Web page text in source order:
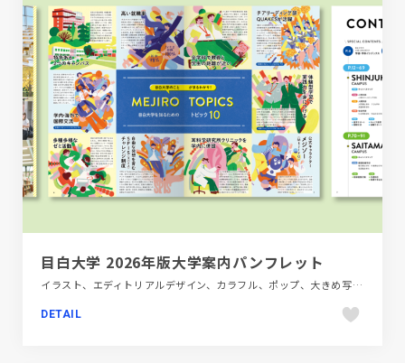
目白大学 2026年版大学案内パンフレット
イラスト、エディトリアルデザイン、カラフル、ポップ、大きめ写真、教育・学校
DETAIL